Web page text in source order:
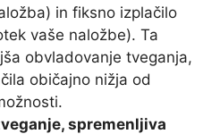
in fiksno izplačilo
vaše naložbe). Ta
obvladovanje tveganja,
običajno nižja od
spremenljiva